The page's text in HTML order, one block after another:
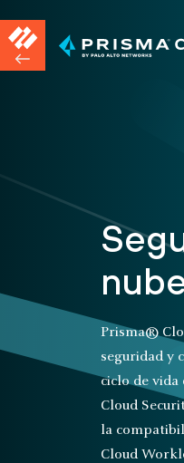
Prisma®
seguridad y
ciclo de
Cloud
la
Cloud